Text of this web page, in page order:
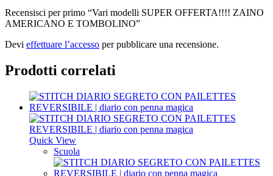
Recensisci per primo “Vari modelli SUPER OFFERTA!!!! ZAINO
AMERICANO E TOMBOLINO”
Devi effettuare l’accesso per pubblicare una recensione.
Prodotti correlati
Quick View
Scuola